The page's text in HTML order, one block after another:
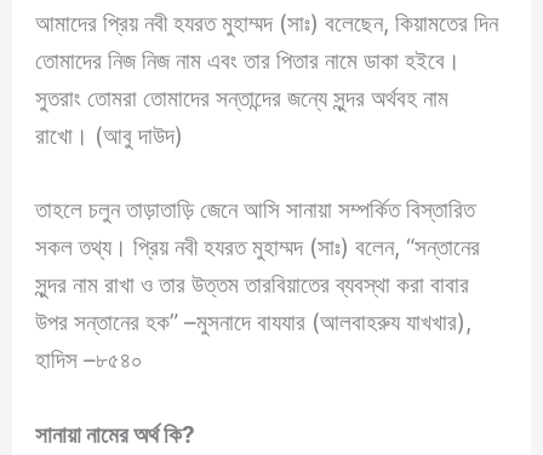
আমাদের প্রিয় নবী হযরত মুহাম্মদ (সাঃ) বলেছেন, কিয়ামতের দিন
তোমাদের নিজ নিজ নাম এবং তার পিতার নামে ডাকা হইবে।
সুতরাং তোমরা তোমাদের সন্তান্দের জন্যে সুন্দর অর্থবহ নাম
রাখো। (আবু দাউদ)
তাহলে চলুন তাড়াতাড়ি জেনে আসি সানায়া সম্পর্কিত বিস্তারিত
সকল তথ্য। প্রিয় নবী হযরত মুহাম্মদ (সাঃ) বলেন, “সন্তানের
সুন্দর নাম রাখা ও তার উত্তম তারবিয়াতের ব্যবস্থা করা বাবার
উপর সন্তানের হক” –মুসনাদে বাযযার (আলবাহরুয যাখখার),
হাদিস –৮৫৪০
সানায়া নামের অর্থ কি?